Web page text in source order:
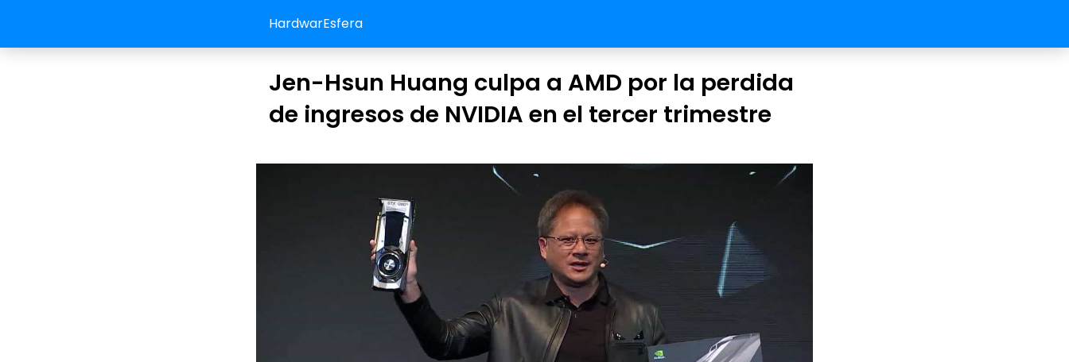
HardwarEsfera
Jen-Hsun Huang culpa a AMD por la perdida
de ingresos de NVIDIA en el tercer trimestre